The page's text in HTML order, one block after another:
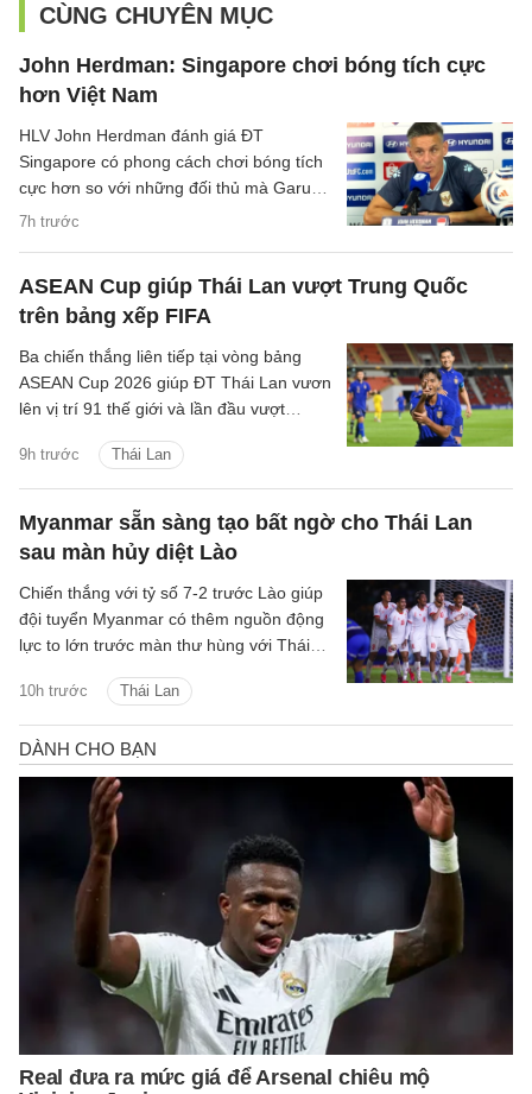
CÙNG CHUYÊN MỤC
John Herdman: Singapore chơi bóng tích cực
hơn Việt Nam
7h trước
HLV John Herdman đánh giá ĐT
Singapore có phong cách chơi bóng tích
cực hơn so với những đối thủ mà Garuda
đã gặp trước đó.
ASEAN Cup giúp Thái Lan vượt Trung Quốc
trên bảng xếp FIFA
9h trước Thái Lan
Ba chiến thắng liên tiếp tại vòng bảng
ASEAN Cup 2026 giúp ĐT Thái Lan vươn
lên vị trí 91 thế giới và lần đầu vượt
Myanmar sẵn sàng tạo bất ngờ cho Thái Lan
sau màn hủy diệt Lào
10h trước Thái Lan
Chiến thắng với tỷ số 7-2 trước Lào giúp
đội tuyển Myanmar có thêm nguồn động
lực to lớn trước màn thư hùng với Thái